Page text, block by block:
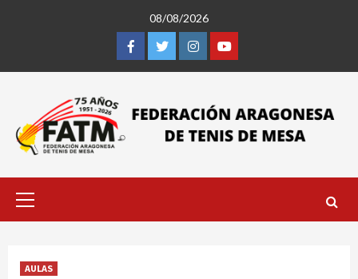
08/08/2026
Facebook
TwitterInstagramYoutube
Menú
AULAS